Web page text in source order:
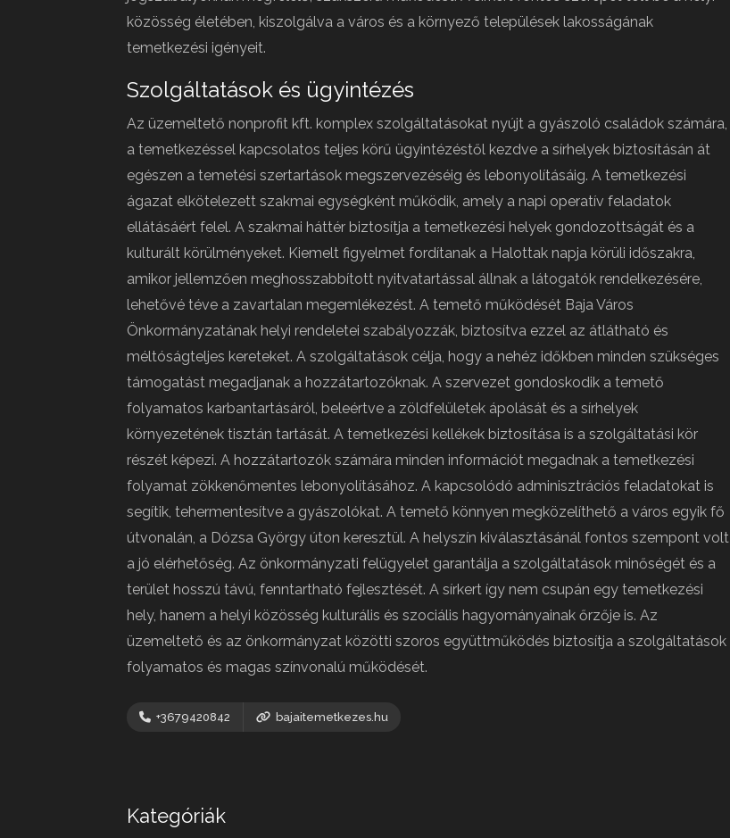
közösség életében, kiszolgálva a város és a környező települések lakosságának
temetkezési igényeit.
Szolgáltatások és ügyintézés
Az üzemeltető nonprofit kft. komplex szolgáltatásokat nyújt a gyászoló családok számára,
a temetkezéssel kapcsolatos teljes körű ügyintézéstől kezdve a sírhelyek biztosításán át
egészen a temetési szertartások megszervezéséig és lebonyolításáig. A temetkezési
ágazat elkötelezett szakmai egységként működik, amely a napi operatív feladatok
ellátásáért felel. A szakmai háttér biztosítja a temetkezési helyek gondozottságát és a
kulturált körülményeket. Kiemelt figyelmet fordítanak a Halottak napja körüli időszakra,
amikor jellemzően meghosszabbított nyitvatartással állnak a látogatók rendelkezésére,
lehetővé téve a zavartalan megemlékezést. A temető működését Baja Város
Önkormányzatának helyi rendeletei szabályozzák, biztosítva ezzel az átlátható és
méltóságteljes kereteket. A szolgáltatások célja, hogy a nehéz időkben minden szükséges
támogatást megadjanak a hozzátartozóknak. A szervezet gondoskodik a temető
folyamatos karbantartásáról, beleértve a zöldfelületek ápolását és a sírhelyek
környezetének tisztán tartását. A temetkezési kellékek biztosítása is a szolgáltatási kör
részét képezi. A hozzátartozók számára minden információt megadnak a temetkezési
folyamat zökkenőmentes lebonyolításához. A kapcsolódó adminisztrációs feladatokat is
segítik, tehermentesítve a gyászolókat. A temető könnyen megközelíthető a város egyik fő
útvonalán, a Dózsa György úton keresztül. A helyszín kiválasztásánál fontos szempont volt
a jó elérhetőség. Az önkormányzati felügyelet garantálja a szolgáltatások minőségét és a
terület hosszú távú, fenntartható fejlesztését. A sírkert így nem csupán egy temetkezési
hely, hanem a helyi közösség kulturális és szociális hagyományainak őrzője is. Az
üzemeltető és az önkormányzat közötti szoros együttműködés biztosítja a szolgáltatások
folyamatos és magas színvonalú működését.
+3679420842 bajaitemetkezes.hu
Kategóriák